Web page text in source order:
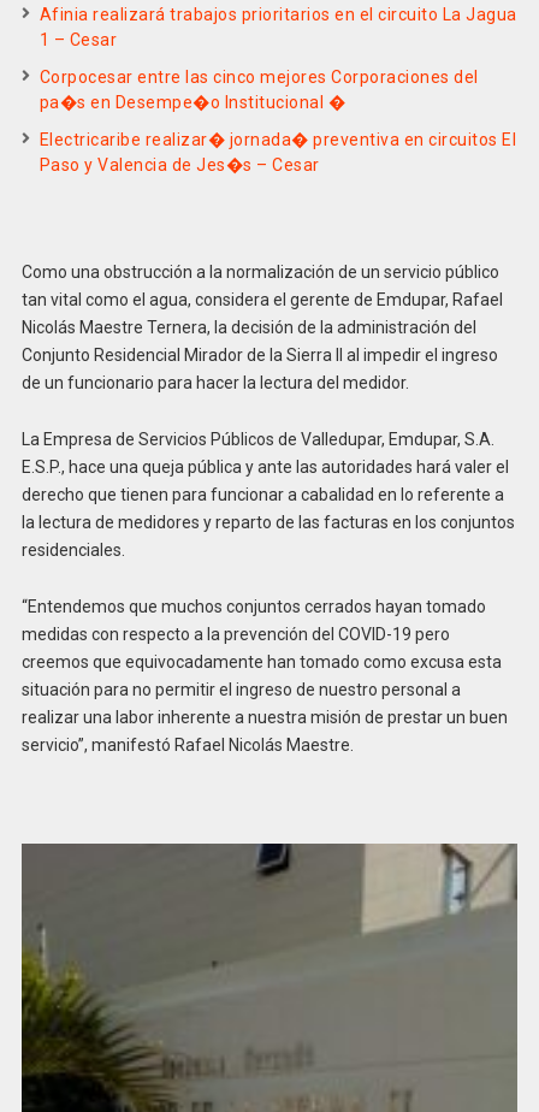
Afinia realizará trabajos prioritarios en el circuito La Jagua
1 – Cesar
Corpocesar entre las cinco mejores Corporaciones del
pa�s en Desempe�o Institucional �
Electricaribe realizar� jornada� preventiva en circuitos El
Paso y Valencia de Jes�s – Cesar
Como una obstrucción a la normalización de un servicio público
tan vital como el agua, considera el gerente de Emdupar, Rafael
Nicolás Maestre Ternera, la decisión de la administración del
Conjunto Residencial Mirador de la Sierra II al impedir el ingreso
de un funcionario para hacer la lectura del medidor.
La Empresa de Servicios Públicos de Valledupar, Emdupar, S.A.
E.S.P., hace una queja pública y ante las autoridades hará valer el
derecho que tienen para funcionar a cabalidad en lo referente a
la lectura de medidores y reparto de las facturas en los conjuntos
residenciales.
“Entendemos que muchos conjuntos cerrados hayan tomado
medidas con respecto a la prevención del COVID-19 pero
creemos que equivocadamente han tomado como excusa esta
situación para no permitir el ingreso de nuestro personal a
realizar una labor inherente a nuestra misión de prestar un buen
servicio”, manifestó Rafael Nicolás Maestre.